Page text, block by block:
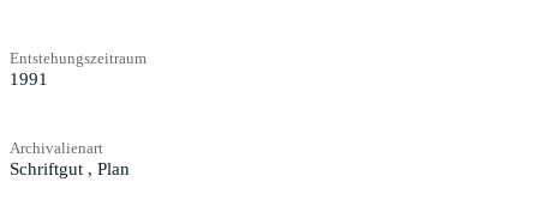
Entstehungszeitraum
1991
Archivalienart
Schriftgut , Plan